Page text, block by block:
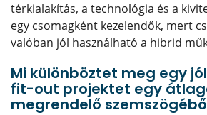
térkialakítás, a technológia és a
egy csomagként kezelendők, mert
valóban jól használható a hibrid
Mi különböztet meg egy
fit-out projektet egy
megrendelő